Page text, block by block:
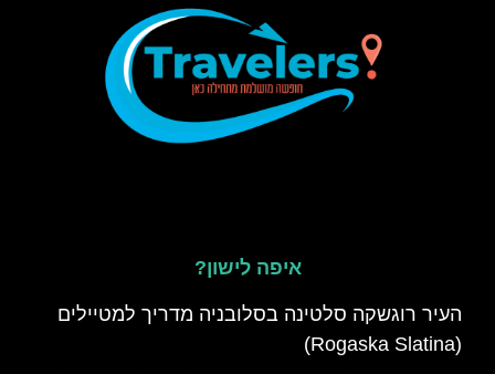
איפה לישון?
העיר רוגשקה סלטינה בסלובניה מדריך למטיילים
(Rogaska Slatina)